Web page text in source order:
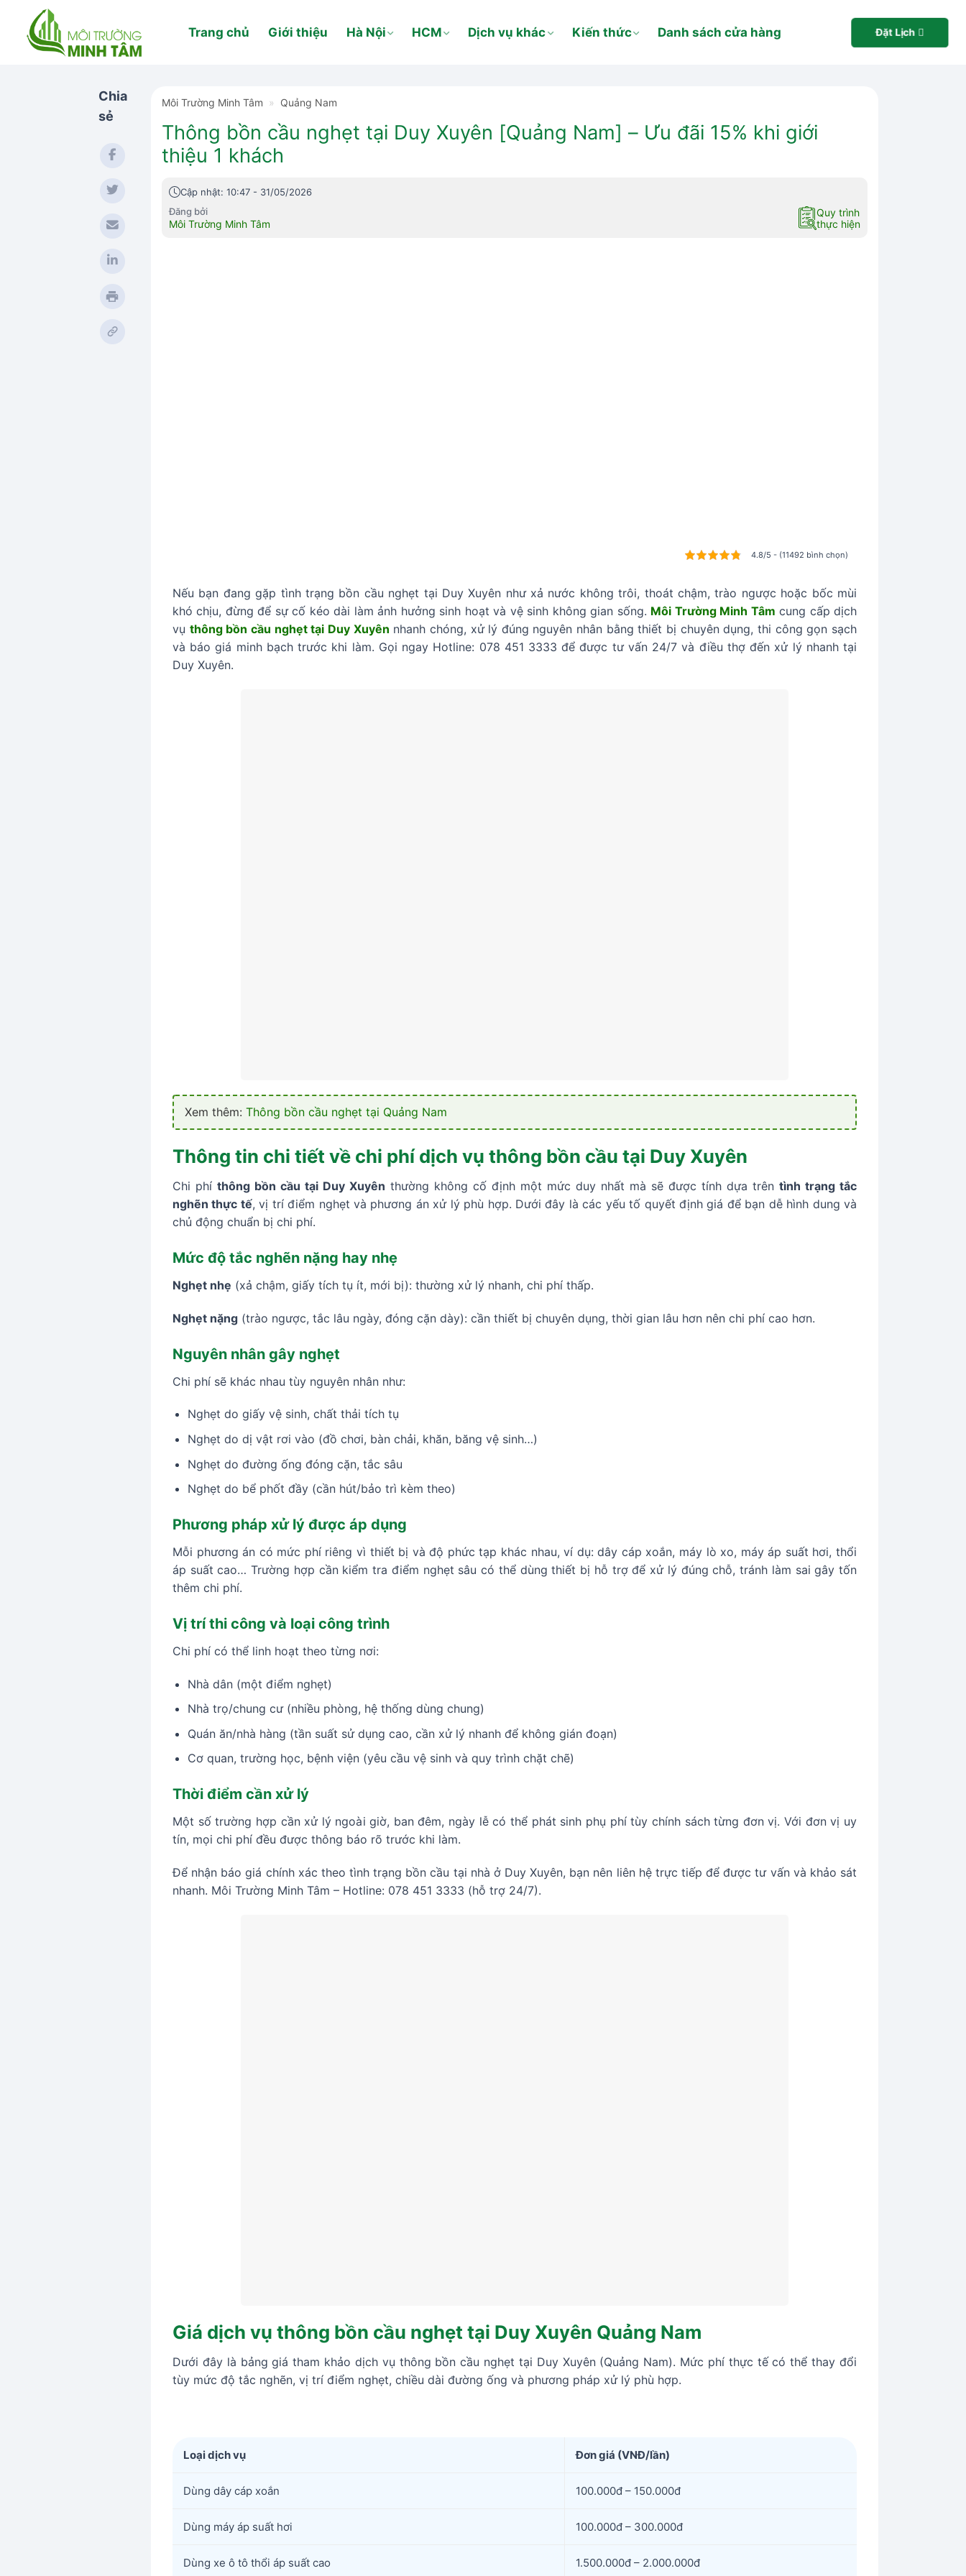
content
Trang chủ Giới thiệu Hà Nội HCM Dịch vụ khác Kiến thức Danh sách cửa hàng Đặt Lịch
Chia
sẻ
Môi Trường Minh Tâm » Quảng Nam
Thông bồn cầu nghẹt tại Duy Xuyên [Quảng Nam] – Ưu đãi 15% khi giới
thiệu 1 khách
Cập nhật: 10:47 - 31/05/2026
Đăng bởi
Môi Trường Minh Tâm
Quy trình
thực hiện
4.8/5 - (11492 bình chọn)
Nếu bạn đang gặp tình trạng bồn cầu nghẹt tại Duy Xuyên như xả nước không trôi, thoát chậm, trào ngược hoặc bốc mùi
khó chịu, đừng để sự cố kéo dài làm ảnh hưởng sinh hoạt và vệ sinh không gian sống. Môi Trường Minh Tâm cung cấp dịch
vụ thông bồn cầu nghẹt tại Duy Xuyên nhanh chóng, xử lý đúng nguyên nhân bằng thiết bị chuyên dụng, thi công gọn sạch
và báo giá minh bạch trước khi làm. Gọi ngay Hotline: 078 451 3333 để được tư vấn 24/7 và điều thợ đến xử lý nhanh tại
Duy Xuyên.
Xem thêm: Thông bồn cầu nghẹt tại Quảng Nam
Thông tin chi tiết về chi phí dịch vụ thông bồn cầu tại Duy Xuyên
Chi phí thông bồn cầu tại Duy Xuyên thường không cố định một mức duy nhất mà sẽ được tính dựa trên tình trạng tắc
nghẽn thực tế, vị trí điểm nghẹt và phương án xử lý phù hợp. Dưới đây là các yếu tố quyết định giá để bạn dễ hình dung và
chủ động chuẩn bị chi phí.
Mức độ tắc nghẽn nặng hay nhẹ
Nghẹt nhẹ (xả chậm, giấy tích tụ ít, mới bị): thường xử lý nhanh, chi phí thấp.
Nghẹt nặng (trào ngược, tắc lâu ngày, đóng cặn dày): cần thiết bị chuyên dụng, thời gian lâu hơn nên chi phí cao hơn.
Nguyên nhân gây nghẹt
Chi phí sẽ khác nhau tùy nguyên nhân như:
Nghẹt do giấy vệ sinh, chất thải tích tụ
Nghẹt do dị vật rơi vào (đồ chơi, bàn chải, khăn, băng vệ sinh…)
Nghẹt do đường ống đóng cặn, tắc sâu
Nghẹt do bể phốt đầy (cần hút/bảo trì kèm theo)
Phương pháp xử lý được áp dụng
Mỗi phương án có mức phí riêng vì thiết bị và độ phức tạp khác nhau, ví dụ: dây cáp xoắn, máy lò xo, máy áp suất hơi, thổi
áp suất cao… Trường hợp cần kiểm tra điểm nghẹt sâu có thể dùng thiết bị hỗ trợ để xử lý đúng chỗ, tránh làm sai gây tốn
thêm chi phí.
Vị trí thi công và loại công trình
Chi phí có thể linh hoạt theo từng nơi:
Nhà dân (một điểm nghẹt)
Nhà trọ/chung cư (nhiều phòng, hệ thống dùng chung)
Quán ăn/nhà hàng (tần suất sử dụng cao, cần xử lý nhanh để không gián đoạn)
Cơ quan, trường học, bệnh viện (yêu cầu vệ sinh và quy trình chặt chẽ)
Thời điểm cần xử lý
Một số trường hợp cần xử lý ngoài giờ, ban đêm, ngày lễ có thể phát sinh phụ phí tùy chính sách từng đơn vị. Với đơn vị uy
tín, mọi chi phí đều được thông báo rõ trước khi làm.
Để nhận báo giá chính xác theo tình trạng bồn cầu tại nhà ở Duy Xuyên, bạn nên liên hệ trực tiếp để được tư vấn và khảo sát
nhanh. Môi Trường Minh Tâm – Hotline: 078 451 3333 (hỗ trợ 24/7).
Giá dịch vụ thông bồn cầu nghẹt tại Duy Xuyên Quảng Nam
Dưới đây là bảng giá tham khảo dịch vụ thông bồn cầu nghẹt tại Duy Xuyên (Quảng Nam). Mức phí thực tế có thể thay đổi
tùy mức độ tắc nghẽn, vị trí điểm nghẹt, chiều dài đường ống và phương pháp xử lý phù hợp.
Loại dịch vụ Đơn giá (VNĐ/lần)
Dùng dây cáp xoắn 100.000đ – 150.000đ
Dùng máy áp suất hơi 100.000đ – 300.000đ
Dùng xe ô tô thổi áp suất cao 1.500.000đ – 2.000.000đ